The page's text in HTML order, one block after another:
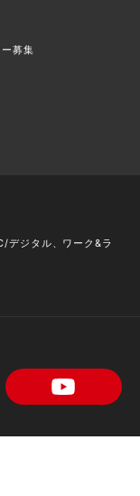
募集
デジタル、ワーク&ラ